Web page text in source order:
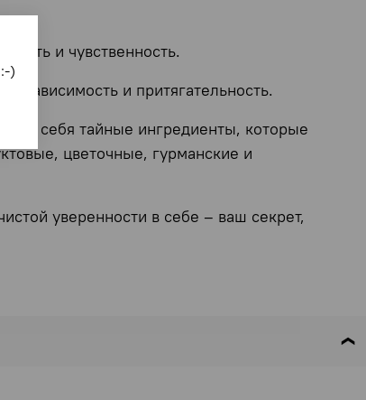
и чувственность.
и притягательность.
в себя тайные ингредиенты, которые
цветочные, гурманские и
уверенности в себе – ваш секрет,
)